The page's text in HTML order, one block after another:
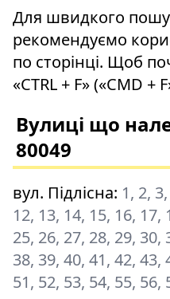
Для швидкого
рекомендуємо
по сторінці. Щоб
«CTRL + F» («CMD +
Вулиці що
80049
вул. Підлісна: 1, 2,
12, 13, 14, 15, 16, 17,
25, 26, 27, 28, 29, 30,
38, 39, 40, 41, 42, 43,
51, 52, 53, 54, 55, 56,